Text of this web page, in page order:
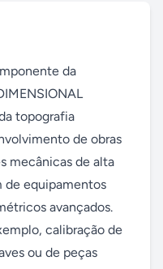
da
topografia
de obras
mecânicas de alta
de equipamentos
avançados.
calibração de
ou de peças